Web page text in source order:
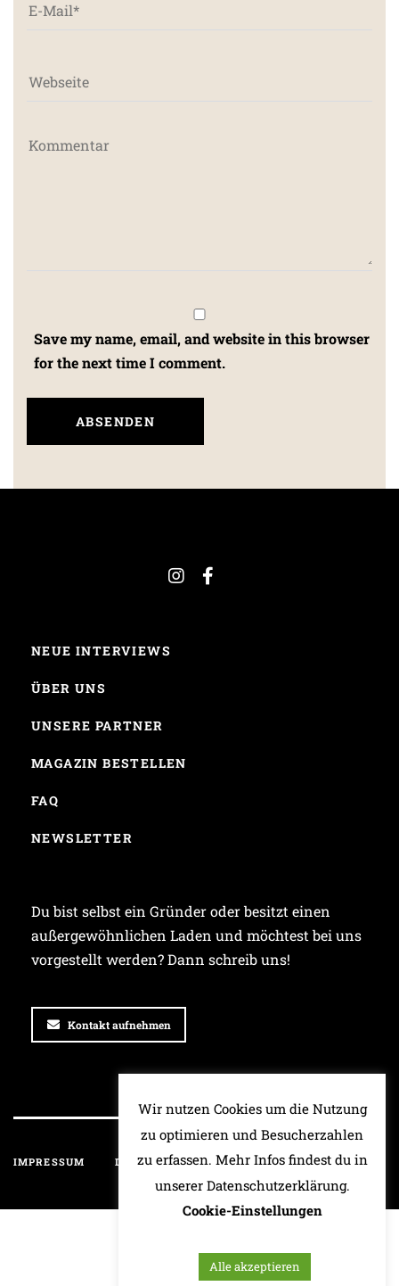
Save my name, email, and website in this browser
for the next time I comment.
NEUE INTERVIEWS
ÜBER UNS
UNSERE PARTNER
MAGAZIN BESTELLEN
FAQ
NEWSLETTER
Du bist selbst ein Gründer oder besitzt einen
außergewöhnlichen Laden und möchtest bei uns
vorgestellt werden? Dann schreib uns!
Kontakt aufnehmen
IMPRESSUM DATENSCHUTZ HAFTUNGSAUSSCHLUSS
Wir nutzen Cookies um die Nutzung
zu optimieren und Besucherzahlen
zu erfassen. Mehr Infos findest du in
unserer Datenschutzerklärung.
Cookie-Einstellungen
Alle akzeptieren